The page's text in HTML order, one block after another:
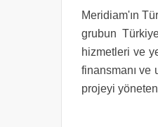
Meridiam'ın
grubun
hizmetleri ve
finansmanı ve
projeyi